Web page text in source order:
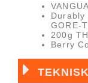
GORE-
200g
Berry